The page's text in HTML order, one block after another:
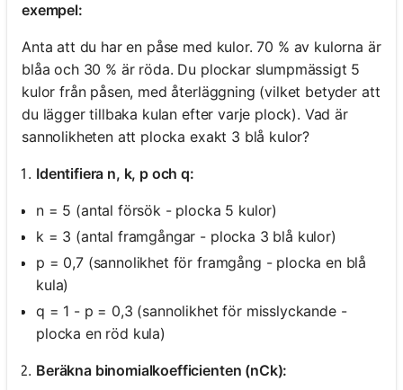
exempel:
Anta att du har en påse med kulor. 70 % av kulorna är
blåa och 30 % är röda. Du plockar slumpmässigt 5
kulor från påsen, med återläggning (vilket betyder att
du lägger tillbaka kulan efter varje plock). Vad är
sannolikheten att plocka exakt 3 blå kulor?
Identifiera n, k, p och q:
n = 5 (antal försök - plocka 5 kulor)
k = 3 (antal framgångar - plocka 3 blå kulor)
p = 0,7 (sannolikhet för framgång - plocka en blå
kula)
q = 1 - p = 0,3 (sannolikhet för misslyckande -
plocka en röd kula)
Beräkna binomialkoefficienten (nCk):